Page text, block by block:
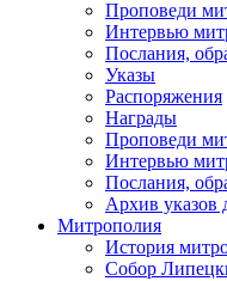
Проповеди
Интервью
Послания,
Указы
Распоряжения
Награды
Проповеди
Интервью
Послания,
Архив указов
Митрополия
История
Собор